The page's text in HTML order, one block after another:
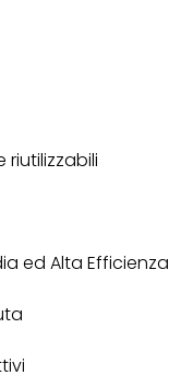
riutilizzabili
ed Alta Efficienza